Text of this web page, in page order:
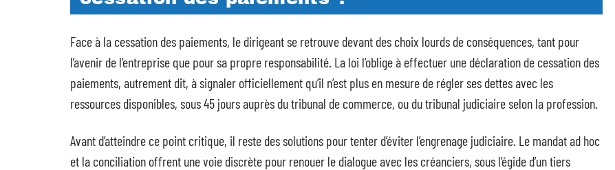
Face à la cessation des paiements, le dirigeant se retrouve devant des choix lourds de conséquences, tant pour
l’avenir de l’entreprise que pour sa propre responsabilité. La loi l’oblige à effectuer une déclaration de cessation des
paiements, autrement dit, à signaler officiellement qu’il n’est plus en mesure de régler ses dettes avec les
ressources disponibles, sous 45 jours auprès du tribunal de commerce, ou du tribunal judiciaire selon la profession.
Avant d’atteindre ce point critique, il reste des solutions pour tenter d’éviter l’engrenage judiciaire. Le mandat ad hoc
et la conciliation offrent une voie discrète pour renouer le dialogue avec les créanciers, sous l’égide d’un tiers